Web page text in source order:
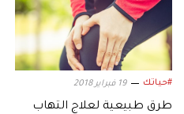
#حياتك 19 فبراير 2018
طرق طبيعية لعلاج التهاب